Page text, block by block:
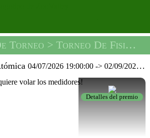
Torneo > Torneo De Fisión Atómica -
04/07/2026 19:00:00 ->02/09/2026 19:59:59
Detalles del premio